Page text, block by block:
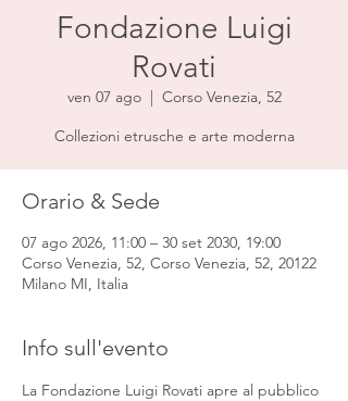
Fondazione Luigi
Rovati
ven 07 ago
  |
Corso Venezia, 52
Collezioni etrusche e arte moderna
Orario & Sede
07 ago 2026, 11:00 – 30 set 2030, 19:00
Corso Venezia, 52, Corso Venezia, 52, 20122
Milano MI, Italia
Info sull'evento
La Fondazione Luigi Rovati apre al pubblico